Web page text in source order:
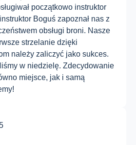
początkowo instruktor
Boguś zapoznał nas z
obsługi broni. Nasze
strzelanie dzięki
należy zaliczyć jako sukces.
w niedzielę. Zdecydowanie
miejsce, jak i samą